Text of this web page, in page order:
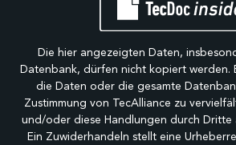
Die hier angezeigten Daten,
Datenbank, dürfen nicht kopiert werden.
die Daten oder die gesamte
Zustimmung von TecAlliance zu
und/oder diese Handlungen durch Dritte
Ein Zuwiderhandeln stellt eine